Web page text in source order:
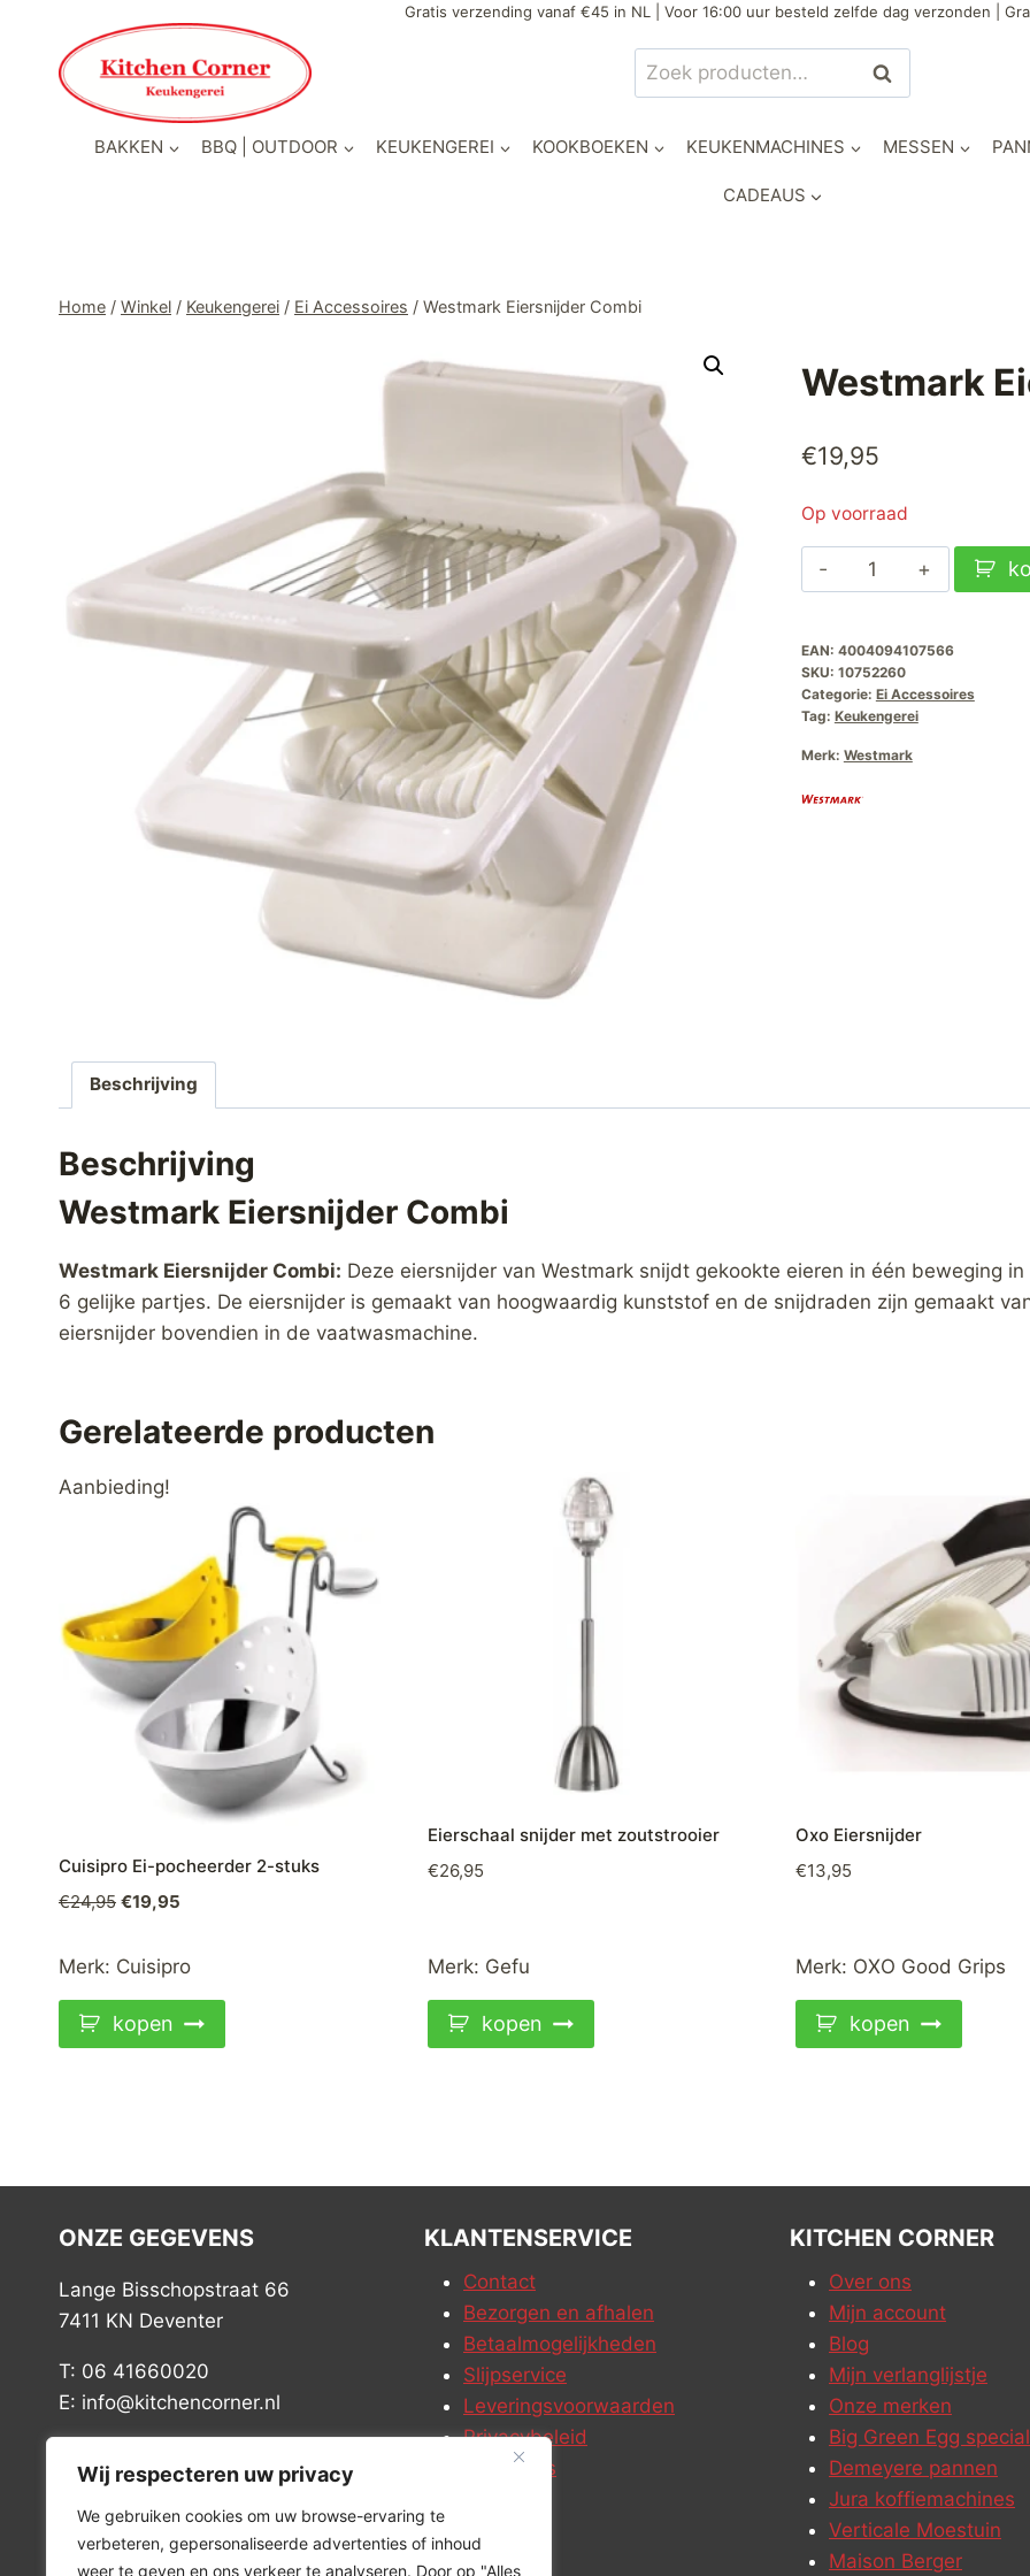
Wij respecteren uw privacy
We gebruiken cookies om uw browse-ervaring te
verbeteren, gepersonaliseerde advertenties of inhoud
weer te geven en ons verkeer te analyseren. Door op "Alles
inhoud
Gratis verzending vanaf €45 in NL | Voor 16:00 uur besteld zelfde dag verzonden |
Zoeken
naar:
Zoeken
BAKKEN BBQ | OUTDOOR KEUKENGEREI KOOKBOEKEN KEUKENMACHINES MESSEN
CADEAUS
Home / Winkel / Keukengerei / Ei Accessoires / Westmark Eiersnijder Combi
Westmark
€19,95
Op voorraad
Westmark
Eiersnijder
aantal
EAN: 4004094107566
SKU: 10752260
Categorie: Ei Accessoires
Tag: Keukengerei
Merk: Westmark
Beschrijving
Beschrijving
Westmark Eiersnijder Combi
Westmark Eiersnijder Combi: Deze eiersnijder van Westmark snijdt gekookte eieren in één beweging
6 gelijke partjes. De eiersnijder is gemaakt van hoogwaardig kunststof en de snijdraden zijn gemaakt
eiersnijder bovendien in de vaatwasmachine.
Gerelateerde producten
Aanbieding!
Cuisipro Ei-pocheerder 2-stuks
€24,95 Oorspronkelijke
was:
€24,95.
€19,95
Merk: Cuisipro
kopen
Eierschaal snijder met zoutstrooier
€26,95
Merk: Gefu
kopen
Oxo Eiersnijder
€13,95
Merk: OXO Good Grips
kopen
ONZE GEGEVENS
Lange Bisschopstraat 66
7411 KN Deventer
T: 06 41660020
E: info@kitchencorner.nl
BTW: NL868888989B01
KLANTENSERVICE
Contact
Bezorgen en afhalen
Betaalmogelijkheden
Slijpservice
Leveringsvoorwaarden
Privacybeleid
Vacatures
KITCHEN CORNER
Over ons
Mijn account
Blog
Mijn verlanglijstje
Onze merken
Big Green Egg
Demeyere pannen
Jura koffiemachines
Verticale Moestuin
Maison Berger